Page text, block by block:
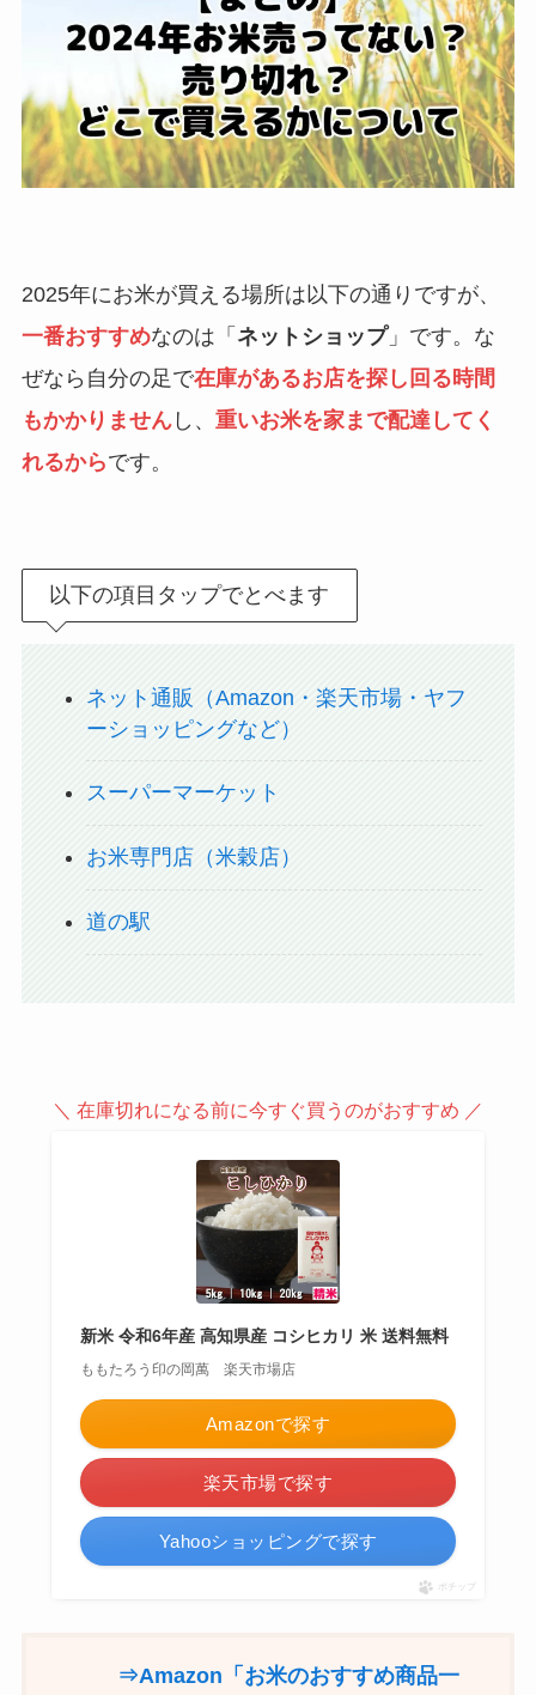
2025年にお米が買える場所は以下の通りですが、
一番おすすめなのは「 ネットショップ」です。な
ぜなら自分の足で在庫があるお店を探し回る時間
もかかりませんし、 重いお米を家まで配達してく
れるからです。
以下の項目タップでとべます
ネット通販（Amazon・楽天市場・ヤフ
ーショッピングなど）
スーパーマーケット
お米専門店（米穀店）
道の駅
＼ 在庫切れになる前に今すぐ買うのがおすすめ ／
新米 令和6年産 高知県産 コシヒカリ 米 送料無料
ももたろう印の岡萬 楽天市場店
Amazonで探す
楽天市場で探す
Yahooショッピングで探す
ポチップ
⇒Amazon「お米のおすすめ商品一